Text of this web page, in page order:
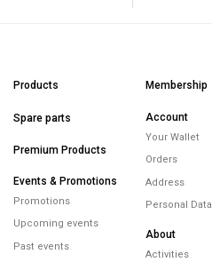
Products
Spare parts
Premium Products
Events & Promotions
Promotions
Upcoming events
Past events
Membership
Account
Your Wallet
Orders
Address
Personal Data
About
Activities